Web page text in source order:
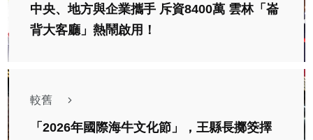
中央、地方與企業攜手 斥資8400萬 雲林「崙
背大客廳」熱鬧啟用！
較舊
「2026年國際海牛文化節」，王縣長擲筊擇